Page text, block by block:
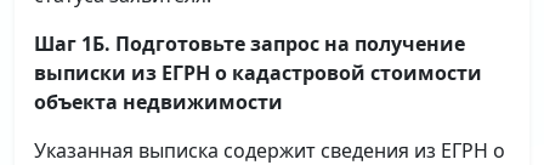
Шаг 1Б. Подготовьте запрос на получение
выписки из ЕГРН о кадастровой стоимости
объекта недвижимости
Указанная выписка содержит сведения из ЕГРН о